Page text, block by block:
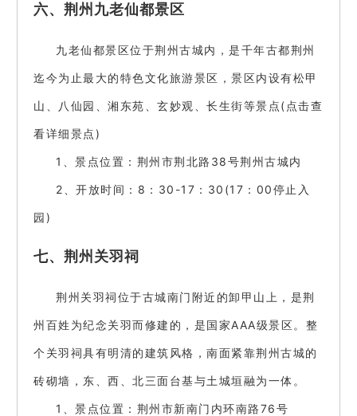
六、荆州九老仙都景区
九老仙都景区位于荆州古城内，是千年古都荆州
迄今为止最大的特色文化旅游景区，景区内设有松甲
山、八仙园、湘东苑、玄妙观、长生街等景点(点击查
看详细景点)
1、景点位置：荆州市荆北路38号荆州古城内
2、开放时间：8：30-17：30(17：00停止入
园)
七、荆州关羽祠
荆州关羽祠位于古城南门附近的卸甲山上，是荆
州百姓为纪念关羽而修建的，是国家AAA级景区。整
个关羽祠具有明清的建筑风格，南面紧靠荆州古城的
砖砌墙，东、西、北三面台基与土城垣融为一体。
1、景点位置：荆州市新南门内环南路76号